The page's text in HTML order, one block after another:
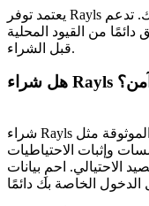
يعتمد توفر Rayls على اللوائح التنظيمية في بلدك. تدعم Bitrue
من القيود المحلية
قبل الشراء.
هل شراء Rayls آمن؟
شراء Rayls آمن بشكل عام على المنصات الموثوقة مثل Bitrue،
وإثبات الاحتياطيات
الاحتيالي. احمِ بيانات